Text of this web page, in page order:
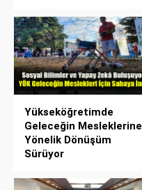
Yükseköğretimde
Geleceğin Mesleklerine
Yönelik Dönüşüm
Sürüyor